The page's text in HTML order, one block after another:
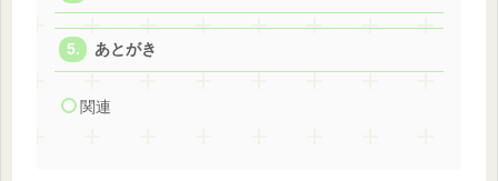
あとがき
関連